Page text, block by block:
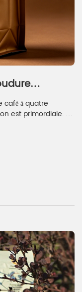
du café ?
café à quatre
est primordiale. Un
des quatre